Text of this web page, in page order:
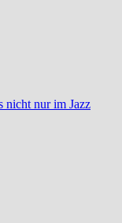
nicht nur im Jazz